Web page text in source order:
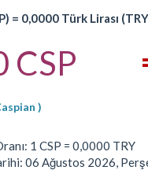
= 0,0000 Türk Lirası
CSP
)
1 CSP = 0,0000 TRY
06 Ağustos 2026,